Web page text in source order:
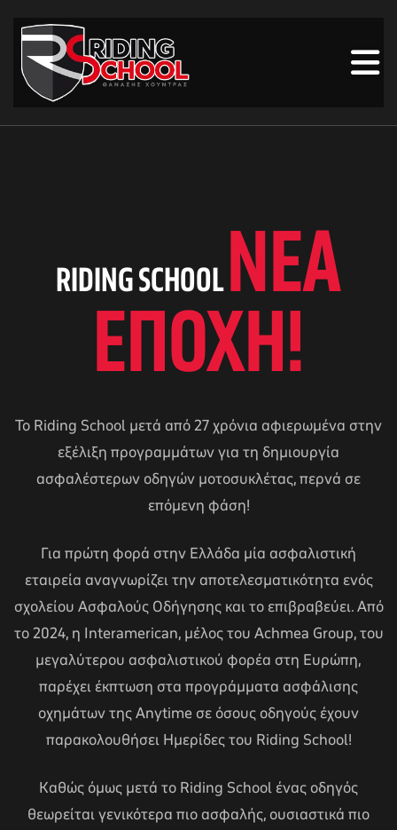
RIDING SCHOOLΝΈΑ
ΕΠΟΧΉ!
Το Riding School μετά από 27 χρόνια αφιερωμένα στην
εξέλιξη προγραμμάτων για τη δημιουργία
ασφαλέστερων οδηγών μοτοσυκλέτας, περνά σε
επόμενη φάση!
Για πρώτη φορά στην Ελλάδα μία ασφαλιστική
εταιρεία αναγνωρίζει την αποτελεσματικότητα ενός
σχολείου Ασφαλούς Οδήγησης και το επιβραβεύει. Από
το 2024, η Interamerican, μέλος του Achmea Group, του
μεγαλύτερου ασφαλιστικού φορέα στη Ευρώπη,
παρέχει έκπτωση στα προγράμματα ασφάλισης
οχημάτων της Anytime σε όσους οδηγούς έχουν
παρακολουθήσει Ημερίδες του Riding School!
Καθώς όμως μετά το Riding School ένας οδηγός
θεωρείται γενικότερα πιο ασφαλής, ουσιαστικά πιο